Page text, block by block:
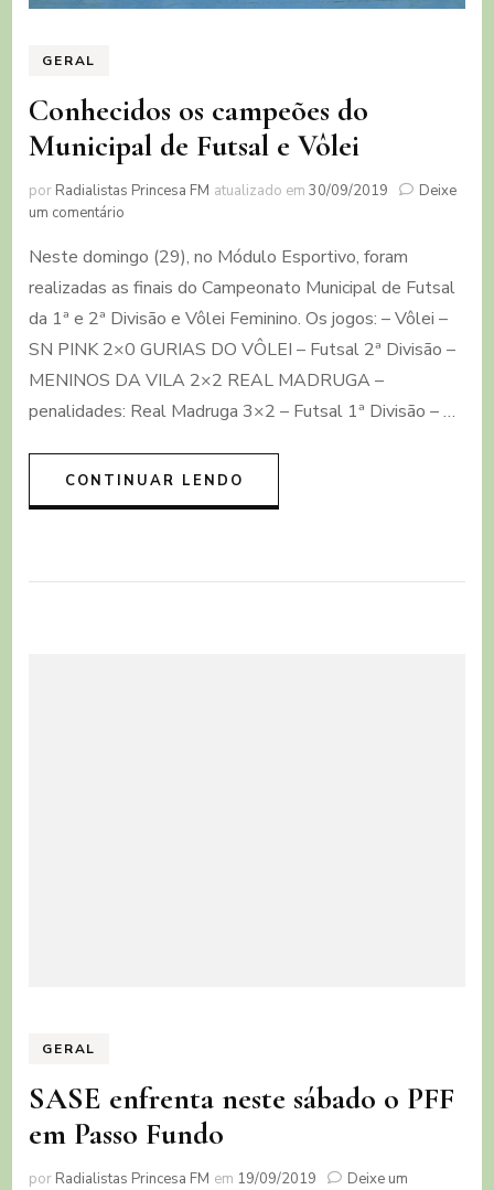
GERAL
Conhecidos os campeões do
Municipal de Futsal e Vôlei
por Radialistas Princesa FM atualizado em30/09/2019
Deixe
um comentário
os
campeões
do
Municipal
de
e
Vôlei
Neste domingo (29), no Módulo Esportivo, foram
realizadas as finais do Campeonato Municipal de Futsal
da 1ª e 2ª Divisão e Vôlei Feminino. Os jogos: – Vôlei –
SN PINK 2×0 GURIAS DO VÔLEI – Futsal 2ª Divisão –
MENINOS DA VILA 2×2 REAL MADRUGA –
penalidades: Real Madruga 3×2 – Futsal 1ª Divisão – …
CONTINUAR LENDO
GERAL
SASE enfrenta neste sábado o PFF
em Passo Fundo
por Radialistas Princesa FM em 19/09/2019
Deixe um